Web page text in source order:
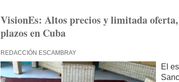
VisionEs: Altos precios y limitada
plazos en Cuba
REDACCIÓN ESCAMBRAY
El